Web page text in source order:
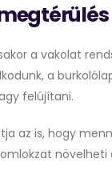
a vakolat
a
felújítani.
az is, hogy